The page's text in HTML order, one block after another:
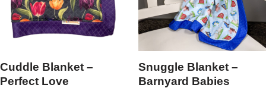
Cuddle Blanket –
Perfect Love
Snuggle Blanket –
Barnyard Babies